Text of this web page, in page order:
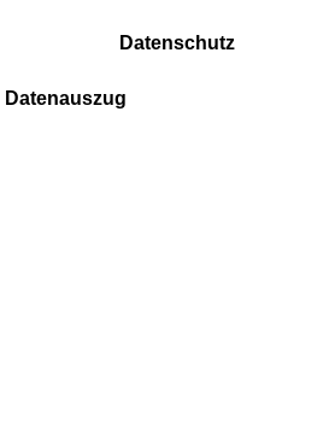
Datenschutz
Datenauszug